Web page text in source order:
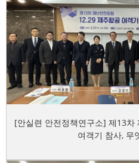
[안실련 안전정책연구소] 제13차
여객기 참사, 무